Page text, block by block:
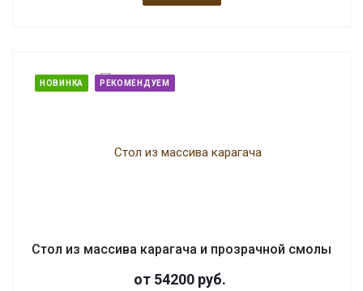
НОВИНКА РЕКОМЕНДУЕМ
Стол из массива карагача и прозрачной смолы
от 54200 руб.